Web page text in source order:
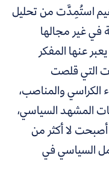
استُمِدَّت من تحليل
غير مجالها
عنها المفكر
التي قلصت
الكراسي والمناصب،
المشهد السياسي،
لا أكثر من
السياسي في